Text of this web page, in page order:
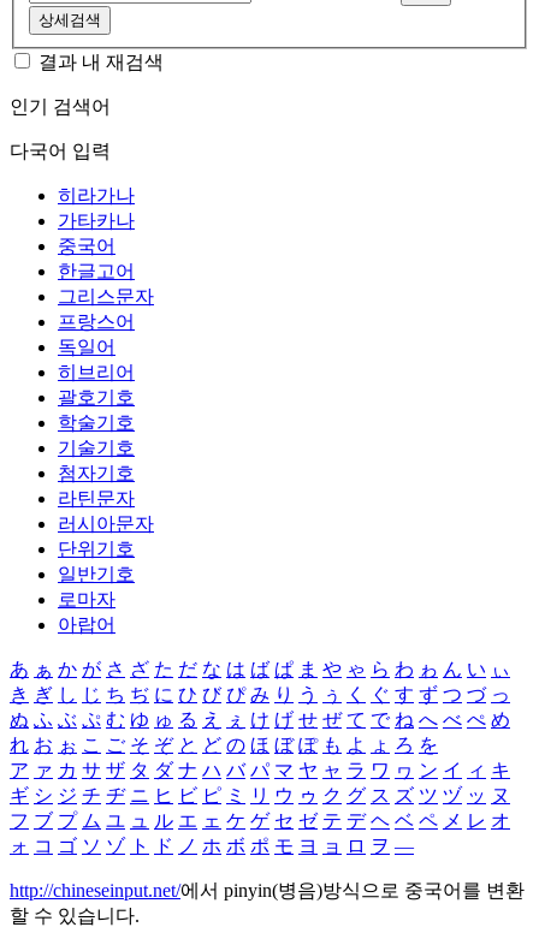
상세검색
결과 내 재검색
인기 검색어
다국어 입력
히라가나
가타카나
중국어
한글고어
그리스문자
프랑스어
독일어
히브리어
괄호기호
학술기호
기술기호
첨자기호
라틴문자
러시아문자
단위기호
일반기호
로마자
아랍어
あ ぁ か が さ ざ た だ な は ば ぱ ま や ゃ ら わ ゎ ん い ぃ
き ぎ し じ ち ぢ に ひ び ぴ み り う ぅ く ぐ す ず つ づ っ
ぬ ふ ぶ ぷ む ゆ ゅ る え ぇ け げ せ ぜ て で ね へ べ ぺ め
れ お ぉ こ ご そ ぞ と ど の ほ ぼ ぽ も よ ょ ろ を
ア ァ カ サ ザ タ ダ ナ ハ バ パ マ ヤ ャ ラ ワ ヮ ン イ ィ キ
ギ シ ジ チ ヂ ニ ヒ ビ ピ ミ リ ウ ゥ ク グ ス ズ ツ ヅ ッ ヌ
フ ブ プ ム ユ ュ ル エ ェ ケ ゲ セ ゼ テ デ ヘ ベ ペ メ レ オ
ォ コ ゴ ソ ゾ ト ド ノ ホ ボ ポ モ ヨ ョ ロ ヲ ―
http://chineseinput.net/에서 pinyin(병음)방식으로 중국어를 변환
할 수 있습니다.